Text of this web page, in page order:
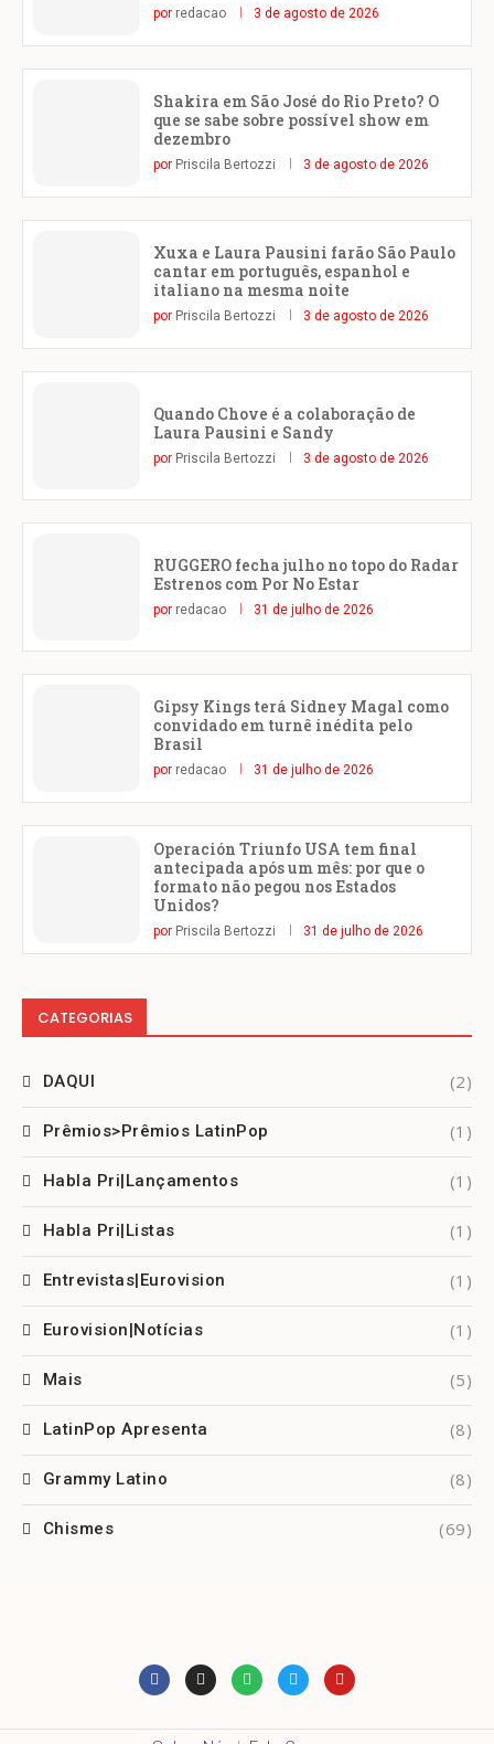
por redacao 3 de agosto de 2026
Shakira em São José do Rio Preto? O
que se sabe sobre possível show em
dezembro
por Priscila Bertozzi 3 de agosto de 2026
Xuxa e Laura Pausini farão São Paulo
cantar em português, espanhol e
italiano na mesma noite
por Priscila Bertozzi 3 de agosto de 2026
Quando Chove é a colaboração de
Laura Pausini e Sandy
por Priscila Bertozzi 3 de agosto de 2026
RUGGERO fecha julho no topo do Radar
Estrenos com Por No Estar
por redacao 31 de julho de 2026
Gipsy Kings terá Sidney Magal como
convidado em turnê inédita pelo
Brasil
por redacao 31 de julho de 2026
Operación Triunfo USA tem final
antecipada após um mês: por que o
formato não pegou nos Estados
Unidos?
por Priscila Bertozzi 31 de julho de 2026
CATEGORIAS
DAQUI (2)
Prêmios>Prêmios LatinPop (1)
Habla Pri|Lançamentos (1)
Habla Pri|Listas (1)
Entrevistas|Eurovision (1)
Eurovision|Notícias (1)
Mais (5)
LatinPop Apresenta (8)
Grammy Latino (8)
Chismes (69)